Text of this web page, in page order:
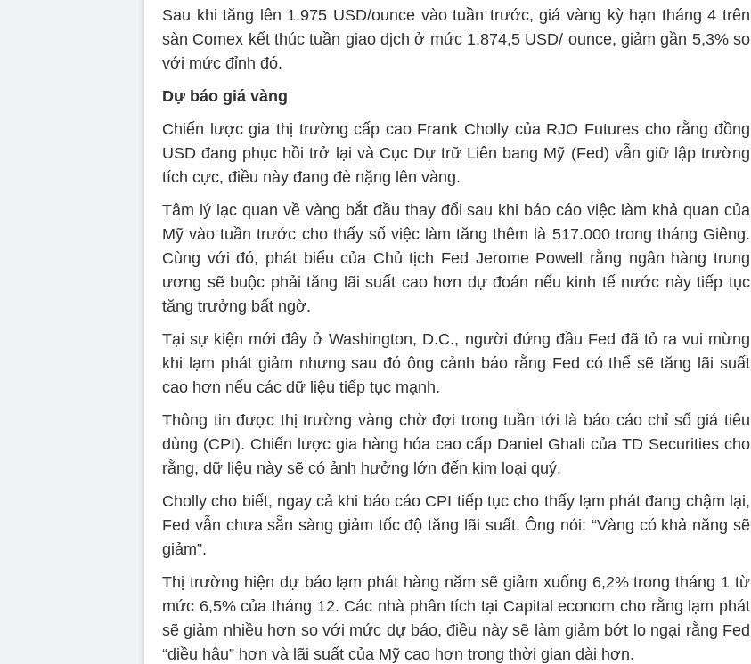
Sau khi tăng lên 1.975 USD/ounce vào tuần trước, giá vàng kỳ hạn tháng 4 trên
sàn Comex kết thúc tuần giao dịch ở mức 1.874,5 USD/ ounce, giảm gần 5,3% so
với mức đỉnh đó.
Dự báo giá vàng
Chiến lược gia thị trường cấp cao Frank Cholly của RJO Futures cho rằng đồng
USD đang phục hồi trở lại và Cục Dự trữ Liên bang Mỹ (Fed) vẫn giữ lập trường
tích cực, điều này đang đè nặng lên vàng.
Tâm lý lạc quan về vàng bắt đầu thay đổi sau khi báo cáo việc làm khả quan của
Mỹ vào tuần trước cho thấy số việc làm tăng thêm là 517.000 trong tháng Giêng.
Cùng với đó, phát biểu của Chủ tịch Fed Jerome Powell rằng ngân hàng trung
ương sẽ buộc phải tăng lãi suất cao hơn dự đoán nếu kinh tế nước này tiếp tục
tăng trưởng bất ngờ.
Tại sự kiện mới đây ở Washington, D.C., người đứng đầu Fed đã tỏ ra vui mừng
khi lạm phát giảm nhưng sau đó ông cảnh báo rằng Fed có thể sẽ tăng lãi suất
cao hơn nếu các dữ liệu tiếp tục mạnh.
Thông tin được thị trường vàng chờ đợi trong tuần tới là báo cáo chỉ số giá tiêu
dùng (CPI). Chiến lược gia hàng hóa cao cấp Daniel Ghali của TD Securities cho
rằng, dữ liệu này sẽ có ảnh hưởng lớn đến kim loại quý.
Cholly cho biết, ngay cả khi báo cáo CPI tiếp tục cho thấy lạm phát đang chậm lại,
Fed vẫn chưa sẵn sàng giảm tốc độ tăng lãi suất. Ông nói: “Vàng có khả năng sẽ
giảm”.
Thị trường hiện dự báo lạm phát hàng năm sẽ giảm xuống 6,2% trong tháng 1 từ
mức 6,5% của tháng 12. Các nhà phân tích tại Capital econom cho rằng lạm phát
sẽ giảm nhiều hơn so với mức dự báo, điều này sẽ làm giảm bớt lo ngại rằng Fed
“diều hâu” hơn và lãi suất của Mỹ cao hơn trong thời gian dài hơn.